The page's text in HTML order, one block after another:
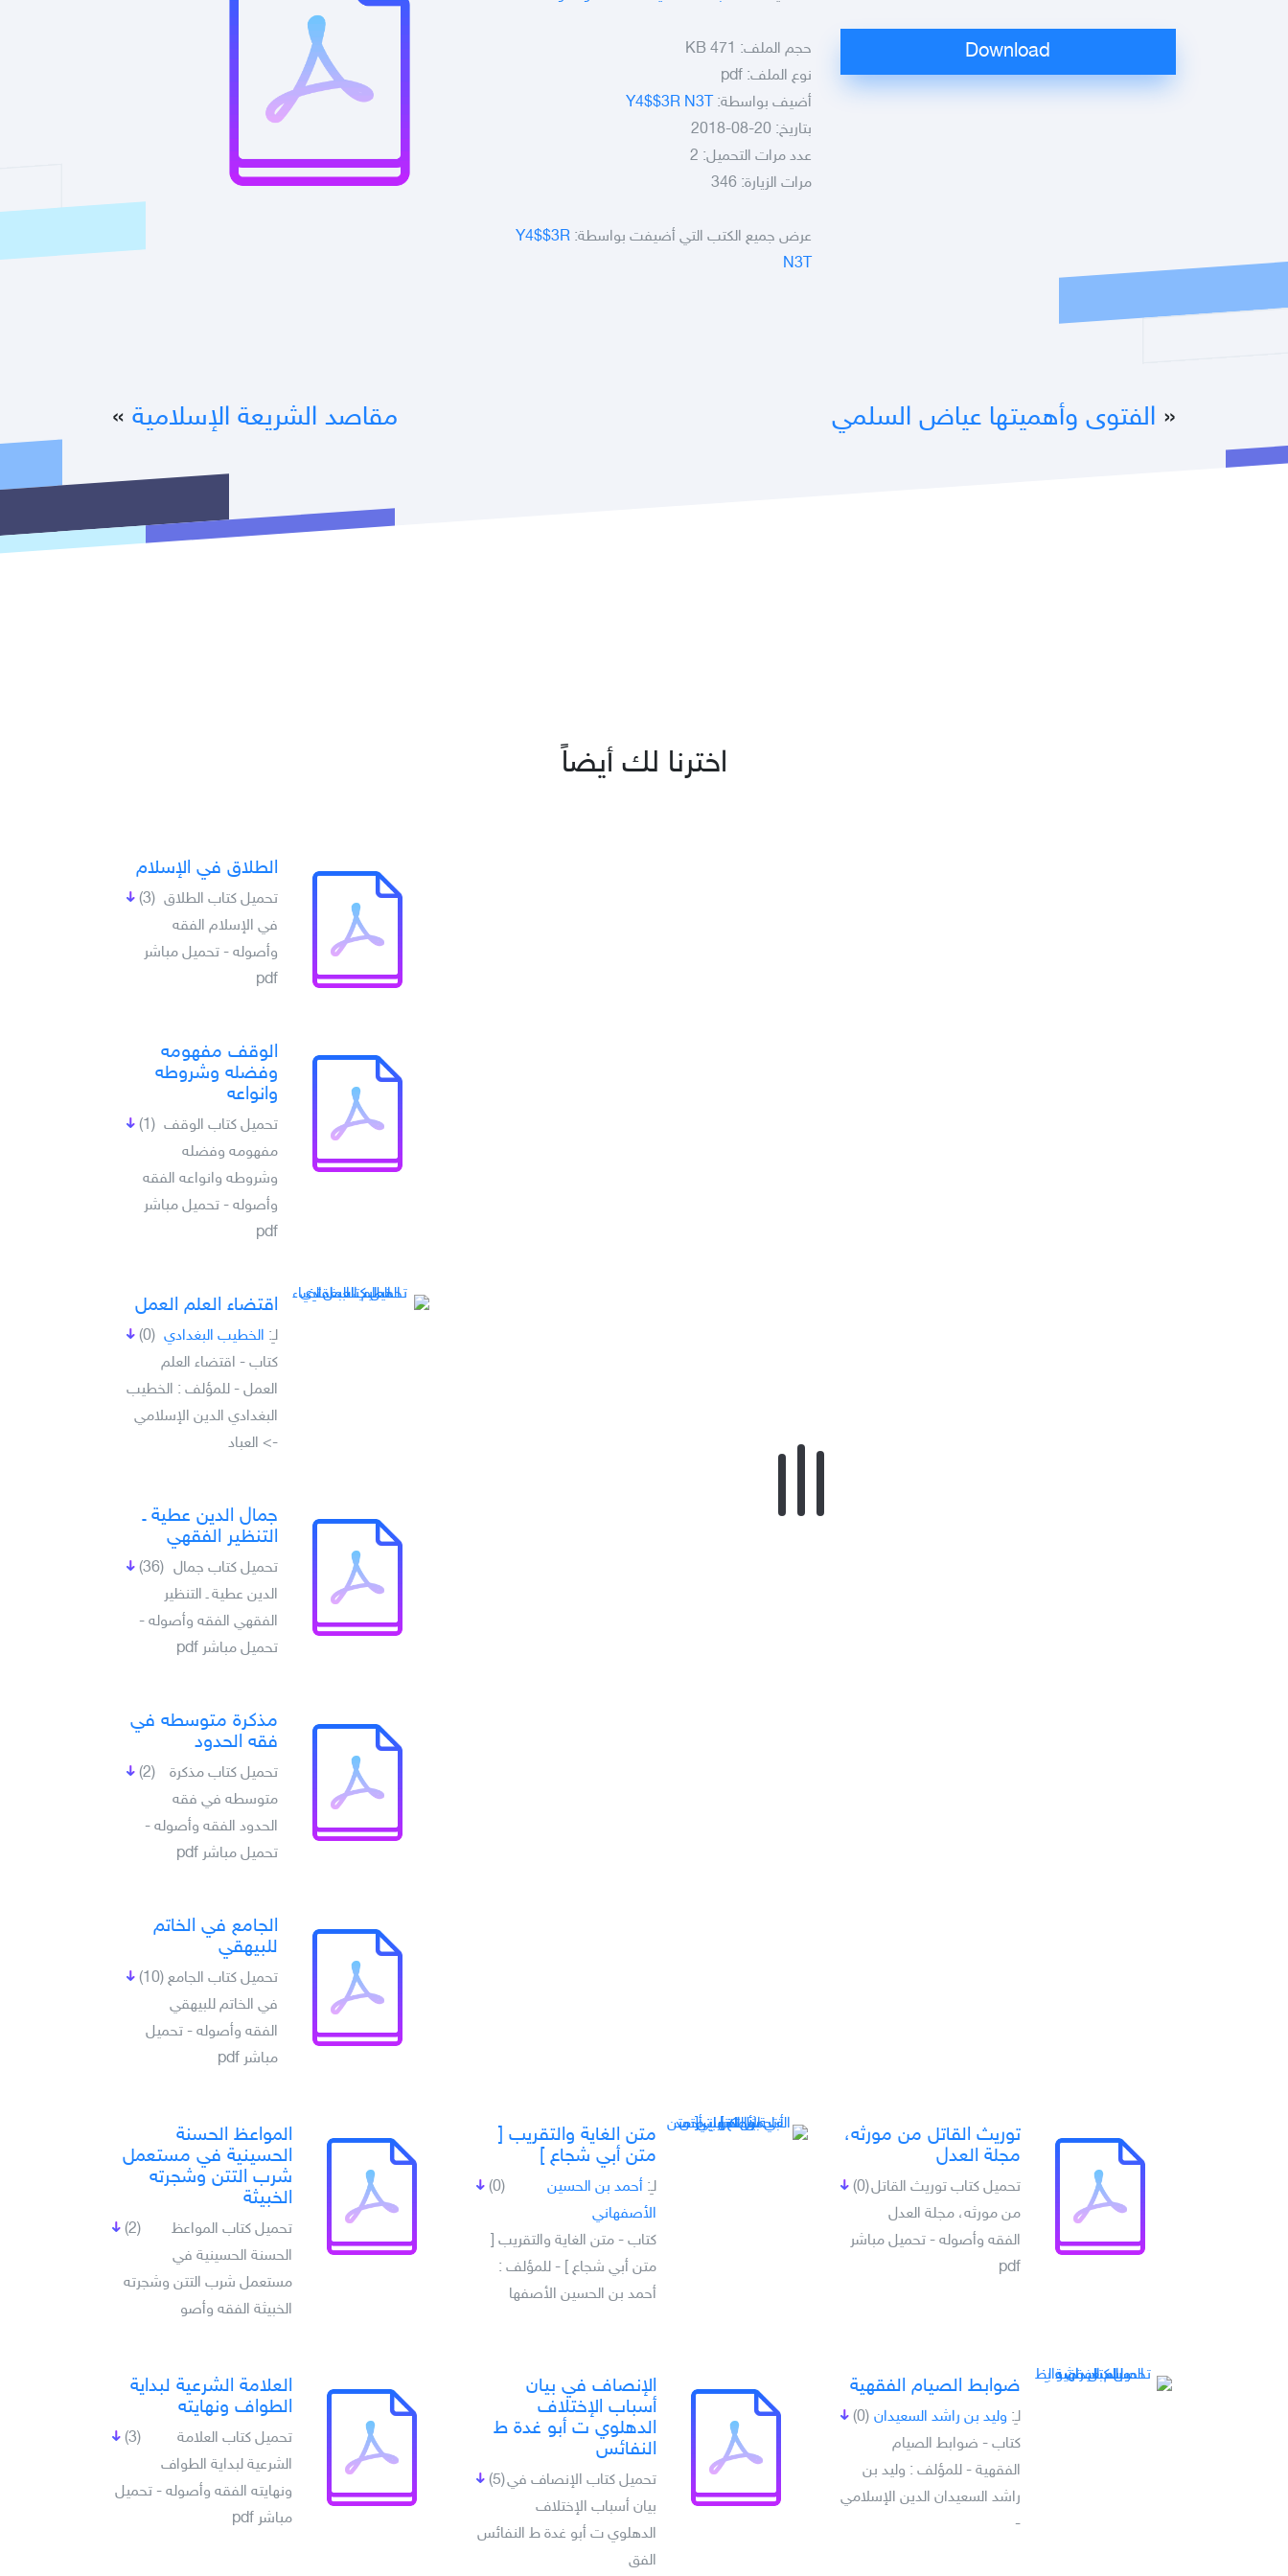
حجم الملف: 471 KB
نوع الملف: pdf
أضيف بواسطة: Y4$$3R N3T
بتاريخ: 20-08-2018
عدد مرات التحميل: 2
مرات الزيارة: 346
عرض جميع الكتب التي أضيفت بواسطة: Y4$$3R
N3T
« الفتوى وأهميتها عياض السلمي مقاصد الشريعة الإسلامية »
اخترنا لك أيضاً
الطلاق في الإسلام
(3) تحميل كتاب الطلاق
في الإسلام الفقه
وأصوله - تحميل مباشر
pdf
الوقف مفهومه
وفضله وشروطه
وانواعه
(1) تحميل كتاب الوقف
مفهومه وفضله
وشروطه وانواعه الفقه
وأصوله - تحميل مباشر
pdf
اقتضاء العلم العمل
(0) لـِ: الخطيب البغدادي
كتاب - اقتضاء العلم
العمل - للمؤلف : الخطيب
البغدادي الدين الإسلامي
-> العباد
جمال الدين عطية ـ
التنظير الفقهي
(36) تحميل كتاب جمال
الدين عطية ـ التنظير
الفقهي الفقه وأصوله -
تحميل مباشر pdf
مذكرة متوسطه في
فقه الحدود
(2)
تحميل كتاب مذكرة
متوسطه في فقه
الحدود الفقه وأصوله -
تحميل مباشر pdf
الجامع في الخاتم
للبيهقي
(10) تحميل كتاب الجامع
في الخاتم للبيهقي
الفقه وأصوله - تحميل
مباشر pdf
توريث القاتل من مورثه،
مجلة العدل
(0)تحميل كتاب توريث القاتل
من مورثه، مجلة العدل
الفقه وأصوله - تحميل مباشر
pdf
متن الغاية والتقريب [
متن أبي شجاع ]
(0) لـِ: أحمد بن الحسين
الأصفهاني
كتاب - متن الغاية والتقريب [
متن أبي شجاع ] - للمؤلف :
أحمد بن الحسين الأصفها
المواعظ الحسنة
الحسينية في مستعمل
شرب التتن وشجرته
الخبيثة
(2)
تحميل كتاب المواعظ
الحسنة الحسينية في
مستعمل شرب التتن وشجرته
الخبيثة الفقه وأصو
ضوابط الصيام الفقهية
(0) لـِ: وليد بن راشد السعيدان
كتاب - ضوابط الصيام
الفقهية - للمؤلف : وليد بن
راشد السعيدان الدين الإسلامي
-
الإنصاف في بيان
أسباب الإختلاف
الدهلوي ت أبو غدة ط
النفائس
(5)تحميل كتاب الإنصاف في
بيان أسباب الإختلاف
الدهلوي ت أبو غدة ط النفائس
الفق
العلامة الشرعية لبداية
الطواف ونهايته
(3)
تحميل كتاب العلامة
الشرعية لبداية الطواف
ونهايته الفقه وأصوله - تحميل
مباشر pdf